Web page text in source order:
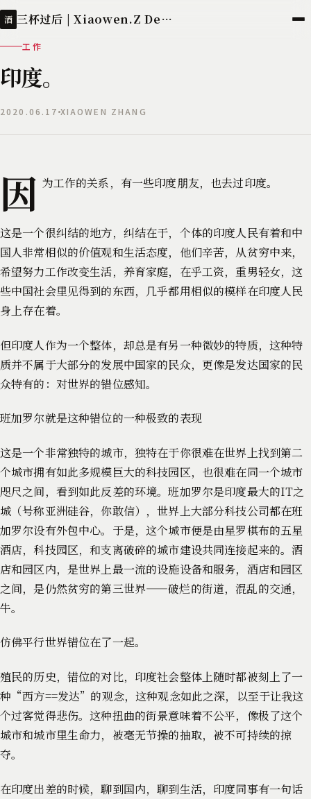
酒 三杯过后 | Xiaowen.Z Deployed
工作
印度。
2020.06.17 XIAOWEN ZHANG
因 为工作的关系，有一些印度朋友，也去过印度。
这是一个很纠结的地方，纠结在于，个体的印度人民有着和中
国人非常相似的价值观和生活态度，他们辛苦，从贫穷中来，
希望努力工作改变生活，养育家庭，在乎工资，重男轻女，这
些中国社会里见得到的东西，几乎都用相似的模样在印度人民
身上存在着。
但印度人作为一个整体，却总是有另一种微妙的特质，这种特
质并不属于大部分的发展中国家的民众，更像是发达国家的民
众特有的：对世界的错位感知。
班加罗尔就是这种错位的一种极致的表现
这是一个非常独特的城市，独特在于你很难在世界上找到第二
个城市拥有如此多规模巨大的科技园区，也很难在同一个城市
咫尺之间，看到如此反差的环境。班加罗尔是印度最大的IT之
城（号称亚洲硅谷，你敢信），世界上大部分科技公司都在班
加罗尔设有外包中心。于是，这个城市便是由星罗棋布的五星
酒店，科技园区，和支离破碎的城市建设共同连接起来的。酒
店和园区内，是世界上最一流的设施设备和服务，酒店和园区
之间，是仍然贫穷的第三世界——破烂的街道，混乱的交通，
牛。
仿佛平行世界错位在了一起。
殖民的历史，错位的对比，印度社会整体上随时都被刻上了一
种“西方==发达”的观念，这种观念如此之深，以至于让我这
个过客觉得悲伤。这种扭曲的街景意味着不公平，像极了这个
城市和城市里生命力，被毫无节操的抽取，被不可持续的掠
夺。
在印度出差的时候，聊到国内，聊到生活，印度同事有一句话